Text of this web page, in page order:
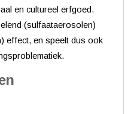
en cultureel erfgoed.
(sulfaataerosolen)
effect, en speelt dus ook